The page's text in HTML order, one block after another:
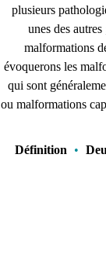
plusieurs
unes des
malformations
évoquerons les
qui sont
ou malformations
Définition
•